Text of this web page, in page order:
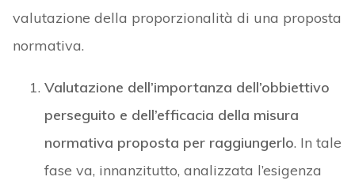
valutazione della proporzionalità di una proposta
normativa.
Valutazione dell’importanza dell’obbiettivo
perseguito e dell’efficacia della misura
normativa proposta per raggiungerlo. In tale
fase va, innanzitutto, analizzata l’esigenza